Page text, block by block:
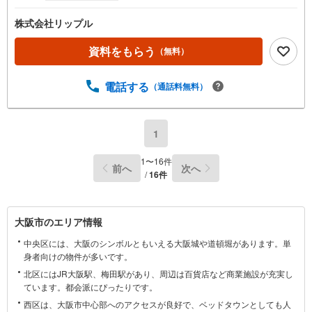
株式会社リップル
資料をもらう （無料）
電話する （通話料無料）
1
前へ 1〜16件
/16件 次へ
大
阪
市
に
関
す
る
大阪市のエリア情報
中央区には、大阪のシンボルともいえる大阪城や道頓堀があります。単
身者向けの物件が多いです。
北区にはJR大阪駅、梅田駅があり、周辺は百貨店など商業施設が充実し
ています。都会派にぴったりです。
西区は、大阪市中心部へのアクセスが良好で、ベッドタウンとしても人